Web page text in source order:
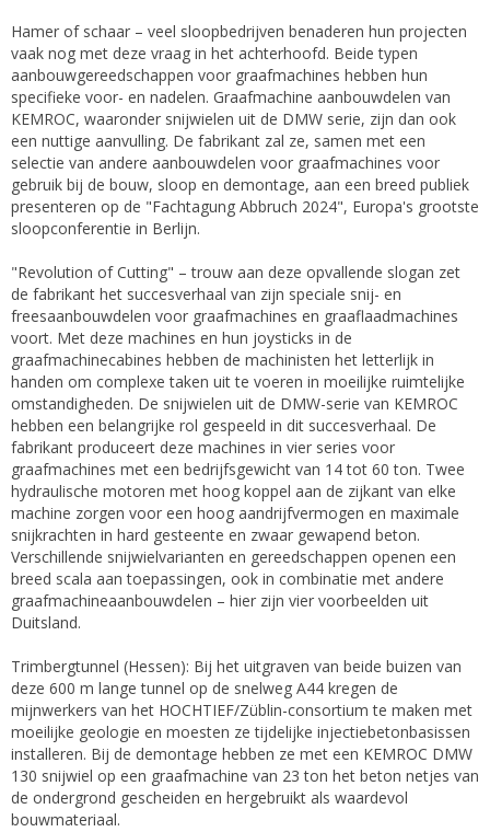
Hamer of schaar – veel sloopbedrijven benaderen hun projecten
vaak nog met deze vraag in het achterhoofd. Beide typen
aanbouwgereedschappen voor graafmachines hebben hun
specifieke voor- en nadelen. Graafmachine aanbouwdelen van
KEMROC, waaronder snijwielen uit de DMW serie, zijn dan ook
een nuttige aanvulling. De fabrikant zal ze, samen met een
selectie van andere aanbouwdelen voor graafmachines voor
gebruik bij de bouw, sloop en demontage, aan een breed publiek
presenteren op de "Fachtagung Abbruch 2024", Europa's grootste
sloopconferentie in Berlijn.
"Revolution of Cutting" – trouw aan deze opvallende slogan zet
de fabrikant het succesverhaal van zijn speciale snij- en
freesaanbouwdelen voor graafmachines en graaflaadmachines
voort. Met deze machines en hun joysticks in de
graafmachinecabines hebben de machinisten het letterlijk in
handen om complexe taken uit te voeren in moeilijke ruimtelijke
omstandigheden. De snijwielen uit de DMW-serie van KEMROC
hebben een belangrijke rol gespeeld in dit succesverhaal. De
fabrikant produceert deze machines in vier series voor
graafmachines met een bedrijfsgewicht van 14 tot 60 ton. Twee
hydraulische motoren met hoog koppel aan de zijkant van elke
machine zorgen voor een hoog aandrijfvermogen en maximale
snijkrachten in hard gesteente en zwaar gewapend beton.
Verschillende snijwielvarianten en gereedschappen openen een
breed scala aan toepassingen, ook in combinatie met andere
graafmachineaanbouwdelen – hier zijn vier voorbeelden uit
Duitsland.
Trimbergtunnel (Hessen): Bij het uitgraven van beide buizen van
deze 600 m lange tunnel op de snelweg A44 kregen de
mijnwerkers van het HOCHTIEF/Züblin-consortium te maken met
moeilijke geologie en moesten ze tijdelijke injectiebetonbasissen
installeren. Bij de demontage hebben ze met een KEMROC DMW
130 snijwiel op een graafmachine van 23 ton het beton netjes van
de ondergrond gescheiden en hergebruikt als waardevol
bouwmateriaal.